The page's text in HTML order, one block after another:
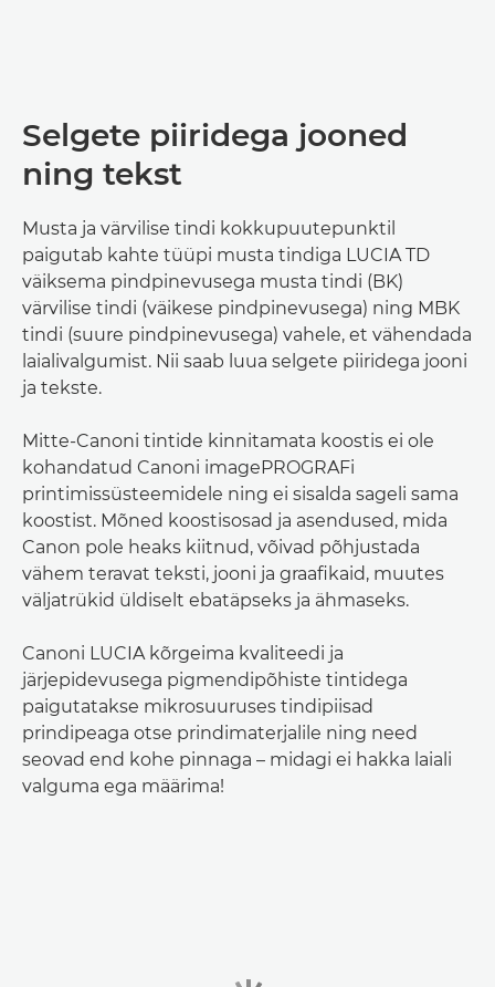
Selgete piiridega jooned
ning tekst
Musta ja värvilise tindi kokkupuutepunktil
paigutab kahte tüüpi musta tindiga LUCIA TD
väiksema pindpinevusega musta tindi (BK)
värvilise tindi (väikese pindpinevusega) ning MBK
tindi (suure pindpinevusega) vahele, et vähendada
laialivalgumist. Nii saab luua selgete piiridega jooni
ja tekste.
Mitte-Canoni tintide kinnitamata koostis ei ole
kohandatud Canoni imagePROGRAFi
printimissüsteemidele ning ei sisalda sageli sama
koostist. Mõned koostisosad ja asendused, mida
Canon pole heaks kiitnud, võivad põhjustada
vähem teravat teksti, jooni ja graafikaid, muutes
väljatrükid üldiselt ebatäpseks ja ähmaseks.
Canoni LUCIA kõrgeima kvaliteedi ja
järjepidevusega pigmendipõhiste tintidega
paigutatakse mikrosuuruses tindipiisad
prindipeaga otse prindimaterjalile ning need
seovad end kohe pinnaga – midagi ei hakka laiali
valguma ega määrima!